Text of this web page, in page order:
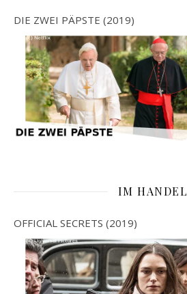
DIE ZWEI PÄPSTE (2019)
IM HANDEL
OFFICIAL SECRETS (2019)